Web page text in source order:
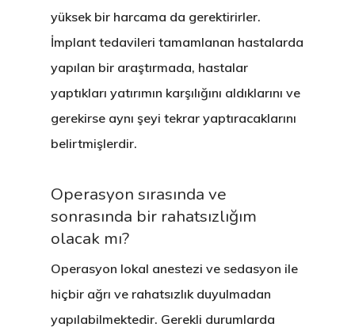
yüksek bir harcama da gerektirirler.
İmplant tedavileri tamamlanan hastalarda
yapılan bir araştırmada, hastalar
yaptıkları yatırımın karşılığını aldıklarını ve
gerekirse aynı şeyi tekrar yaptıracaklarını
belirtmişlerdir.
Operasyon sırasında ve
sonrasında bir rahatsızlığım
olacak mı?
Operasyon lokal anestezi ve sedasyon ile
hiçbir ağrı ve rahatsızlık duyulmadan
yapılabilmektedir. Gerekli durumlarda